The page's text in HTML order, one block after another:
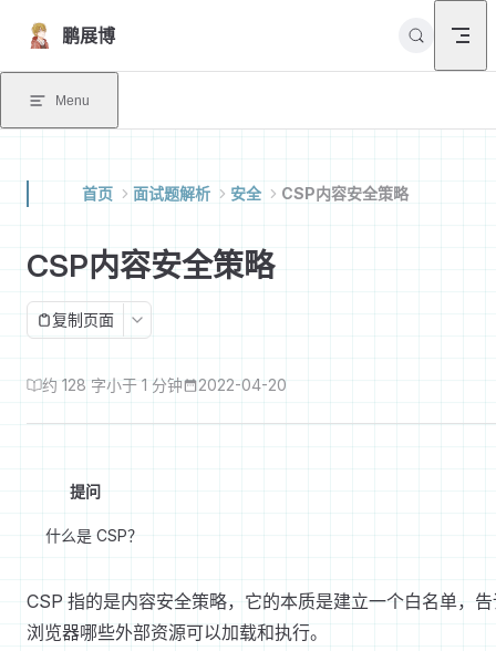
Skip to content
鹏展博
Menu
首页 面试题解析 安全 CSP内容安全策略
CSP内容安全策略
复制页面
约 128 字小于 1 分钟 2022-04-20
提问
什么是 CSP？
CSP 指的是内容安全策略，它的本质是建立一个白名单，
浏览器哪些外部资源可以加载和执行。